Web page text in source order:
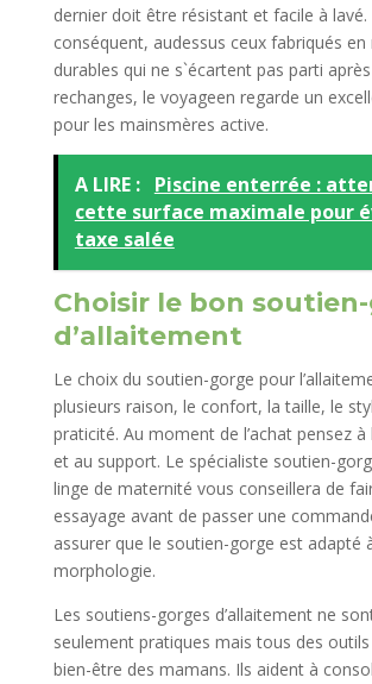
dernier doit être résistant et facile à lavé.
conséquent, audessus ceux fabriqués en
durables qui ne s`écartent pas parti
rechanges, le voyageen regarde un
pour les mainsmères active.
A LIRE : Piscine enterrée :
cette surface maximale pour
taxe salée
Choisir le bon
d’allaitement
Le choix du soutien-gorge pour
plusieurs raison, le confort, la taille, le
praticité. Au moment de l’achat pensez à
et au support. Le spécialiste soutien-
linge de maternité vous conseillera de
essayage avant de passer une
assurer que le soutien-gorge est adapté
morphologie.
Les soutiens-gorges d’allaitement ne
seulement pratiques mais tous des
bien-être des mamans. Ils aident à